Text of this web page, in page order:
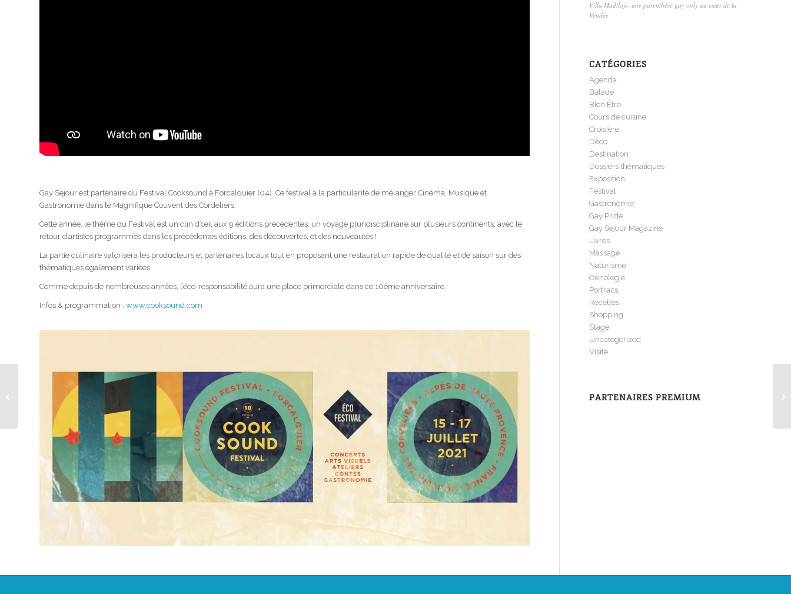
Gay Sejour est partenaire du Festival Cooksound à Forcalquier (04). Ce festival a la particularité de mélanger Cinéma, Musique et
Gastronomie dans le Magnifique Couvent des Cordeliers.
Cette année, le thème du Festival est un clin d’œil aux 9 éditions précédentes, un voyage pluridisciplinaire sur plusieurs continents, avec le
retour d’artistes programmés dans les précédentes éditions, des découvertes, et des nouveautés !
La partie culinaire valorisera les producteurs et partenaires locaux tout en proposant une restauration rapide de qualité et de saison sur des
thématiques également variées.
Comme depuis de nombreuses années, l’éco-responsabilité aura une place primordiale dans ce 10ème anniversaire.
Infos & programmation : www.cooksound.com
Villa Madiloje, une parenthèse gay only au cœur de la
Vendée
CATÉGORIES
Agenda
Balade
Bien Être
Cours de cuisine
Croisière
Déco
Destination
Dossiers thématiques
Exposition
Festival
Gastronomie
Gay Pride
Gay Sejour Magazine
Livres
Massage
Naturisme
Oenologie
Portraits
Recettes
Shopping
Stage
Uncategorized
Visite
PARTENAIRES PREMIUM
Gay Sejour Magazine